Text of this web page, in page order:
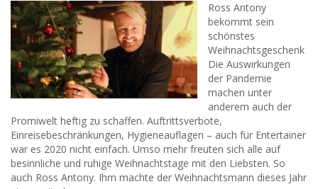
Ross Antony
bekommt sein
schönstes
Weihnachtsgeschenk
Die Auswirkungen
der Pandemie
machen unter
anderem auch der
Promiwelt heftig zu schaffen. Auftrittsverbote,
Einreisebeschränkungen, Hygieneauflagen – auch für Entertainer
war es 2020 nicht einfach. Umso mehr freuten sich alle auf
besinnliche und ruhige Weihnachtstage mit den Liebsten. So
auch Ross Antony. Ihm machte der Weihnachtsmann dieses Jahr